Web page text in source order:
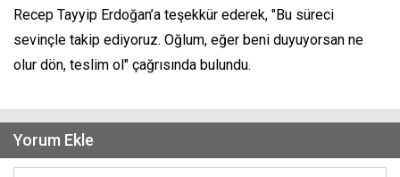
Recep Tayyip Erdoğan’a teşekkür ederek, "Bu süreci
sevinçle takip ediyoruz. Oğlum, eğer beni duyuyorsan ne
olur dön, teslim ol" çağrısında bulundu.
Yorum Ekle